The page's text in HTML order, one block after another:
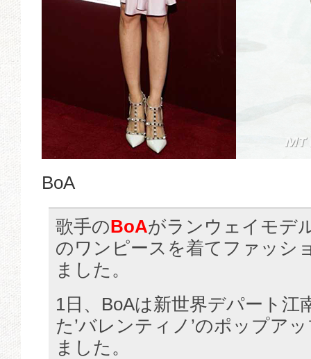
BoA
歌手のBoAがランウェイモデ
のワンピースを着てファッシ
ました。
1日、BoAは新世界デパート江
た’バレンティノ’のポップア
ました。